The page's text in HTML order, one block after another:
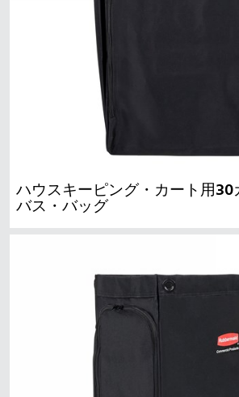
ハウスキーピング・カート用30
バス・バッグ